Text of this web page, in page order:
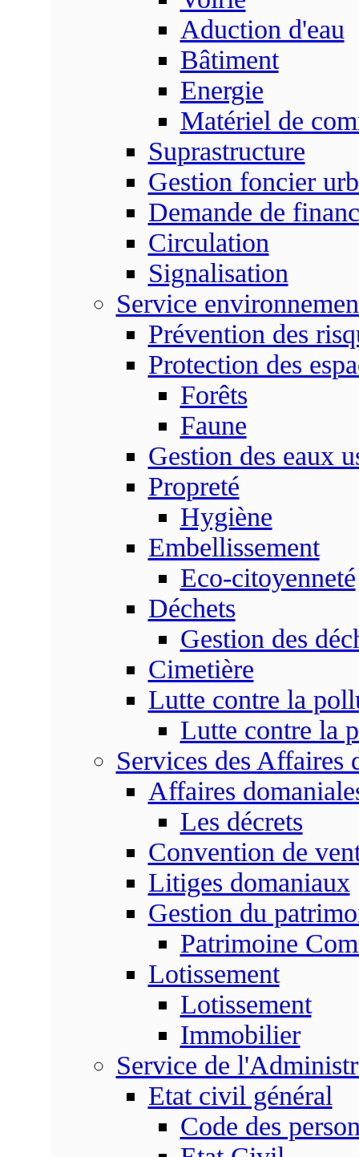
Aduction d'eau
Bâtiment
Energie
Matériel de
Suprastructure
Gestion foncier
Demande de
Circulation
Signalisation
Service
Prévention des
Protection des
Forêts
Faune
Gestion des eaux
Propreté
Hygiène
Embellissement
Eco-citoyenneté
Déchets
Gestion des
Cimetière
Lutte contre la
Lutte contre la
Services des Affaires
Affaires
Les décrets
Convention de
Litiges domaniaux
Gestion du
Patrimoine
Lotissement
Lotissement
Immobilier
Service de
Etat civil général
Code des